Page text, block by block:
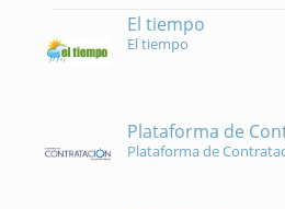
El tiempo
El tiempo
Plataforma de
Plataforma de